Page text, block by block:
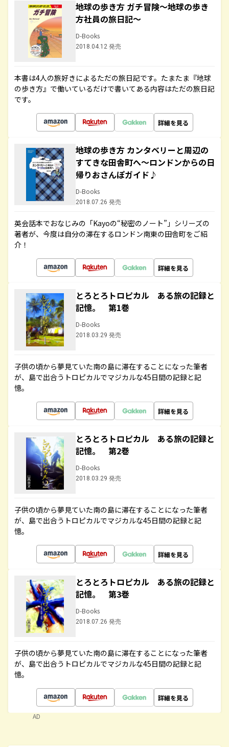
地球の歩き方 ガチ冒険～地球の歩き
方社員の旅日記～
D-Books
2018.04.12 発売
本書は4人の旅好きによるただの旅日記です。たまたま『地球
の歩き方』で働いているだけで書いてある内容はただの旅日記
です。
詳細を見る
地球の歩き方 カンタベリーと周辺の
すてきな田舎町へ～ロンドンからの日
帰りおさんぽガイド♪
D-Books
2018.07.26 発売
英会話本でおなじみの「Kayoの“秘密のノート”」シリーズの
著者が、今度は自分の滞在するロンドン南東の田舎町をご紹
介！
詳細を見る
とろとろトロピカル ある旅の記録と
記憶。 第1巻
D-Books
2018.03.29 発売
子供の頃から夢見ていた南の島に滞在することになった筆者
が、島で出合うトロピカルでマジカルな45日間の記録と記
憶。
詳細を見る
とろとろトロピカル ある旅の記録と
記憶。 第2巻
D-Books
2018.03.29 発売
子供の頃から夢見ていた南の島に滞在することになった筆者
が、島で出合うトロピカルでマジカルな45日間の記録と記
憶。
詳細を見る
とろとろトロピカル ある旅の記録と
記憶。 第3巻
D-Books
2018.07.26 発売
子供の頃から夢見ていた南の島に滞在することになった筆者
が、島で出合うトロピカルでマジカルな45日間の記録と記
憶。
詳細を見る
AD